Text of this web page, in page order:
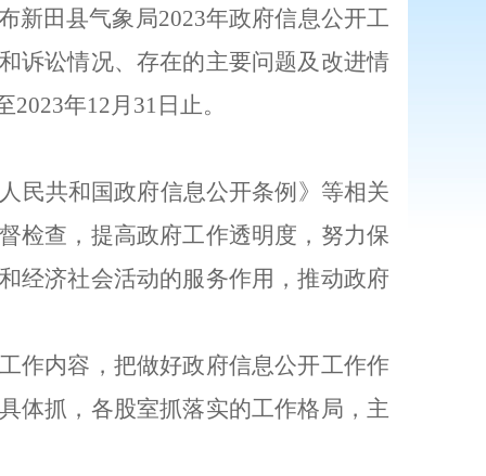
新田县气象局2023年政府信息公开工
诉讼情况、存在的主要问题及改进情
2023年12月 31 日止。
民共和国政府信息公开条例》等相关
检查，提高政府工作透明度，努力保
经济社会活动的服务作用，推动政府
作内容，把做好政府信息公开工作作
体抓，各股室抓落实的工作格局，主